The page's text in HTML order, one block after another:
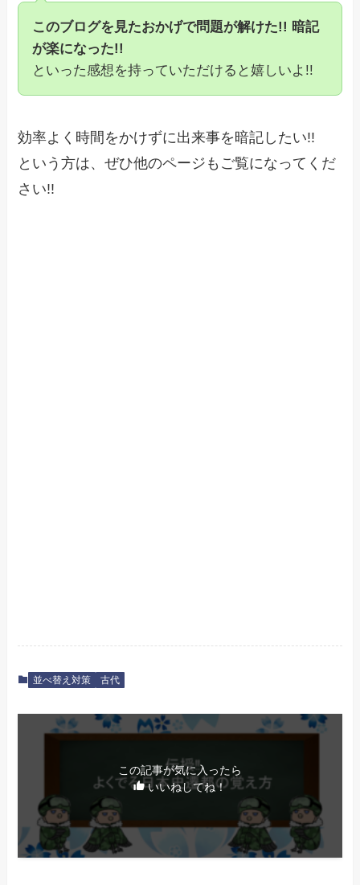
このブログを見たおかげで問題が解けた!! 暗記
が楽になった!!
といった感想を持っていただけると嬉しいよ!!
効率よく時間をかけずに出来事を暗記したい!!
という方は、ぜひ他のページもご覧になってくだ
さい!!
並べ替え対策 古代
この記事が気に入ったら
いいねしてね！